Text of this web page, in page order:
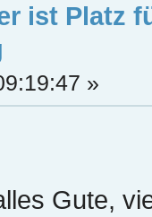
ist Platz
»
Gute,